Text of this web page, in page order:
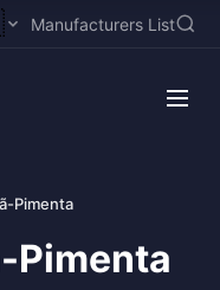
Manufacturers List
Pimenta
Pimenta